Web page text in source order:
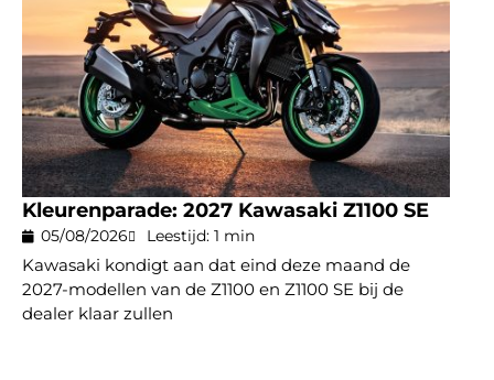
Kleurenparade: 2027 Kawasaki Z1100 SE
05/08/2026 Leestijd: 1 min
Kawasaki kondigt aan dat eind deze maand de
2027-modellen van de Z1100 en Z1100 SE bij de
dealer klaar zullen